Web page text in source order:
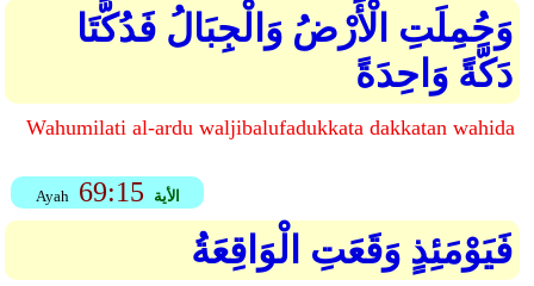
وَحُمِلَتِ الْأَرْضُ وَالْجِبَالُ فَدُكَّتَا
دَكَّةً وَاحِدَةً
Wahumilati al-ardu waljibalufadukkata dakkatan wahida
Ayah 69:15 الأية
فَيَوْمَئِذٍ وَقَعَتِ الْوَاقِعَةُ